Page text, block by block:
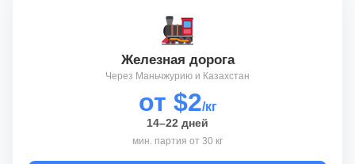
Железная дорога
Через Маньчжурию и Казахстан
от $2/кг
14–22 дней
мин. партия от 30 кг